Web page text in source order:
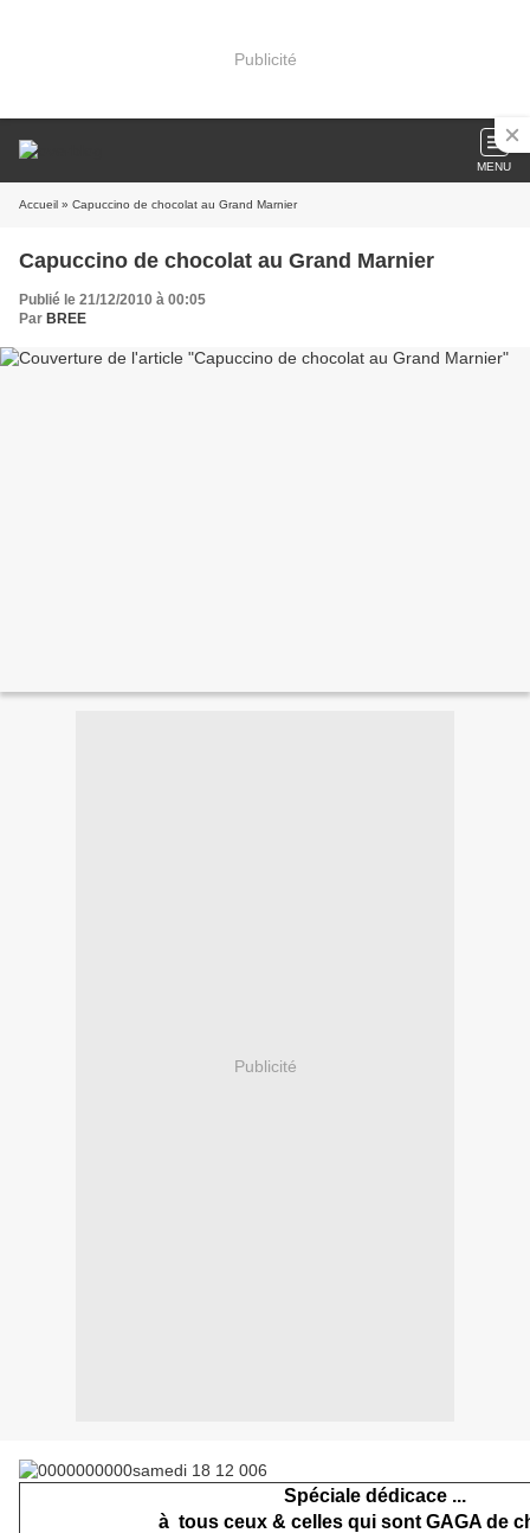
Publicité
MENU
Accueil » Capuccino de chocolat au Grand Marnier
Capuccino de chocolat au Grand Marnier
Publié le 21/12/2010 à 00:05
Par BREE
Publicité
Spéciale dédicace ...
à tous ceux & celles qui sont GAGA de